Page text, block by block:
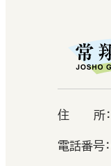
住 所：
電話番号：